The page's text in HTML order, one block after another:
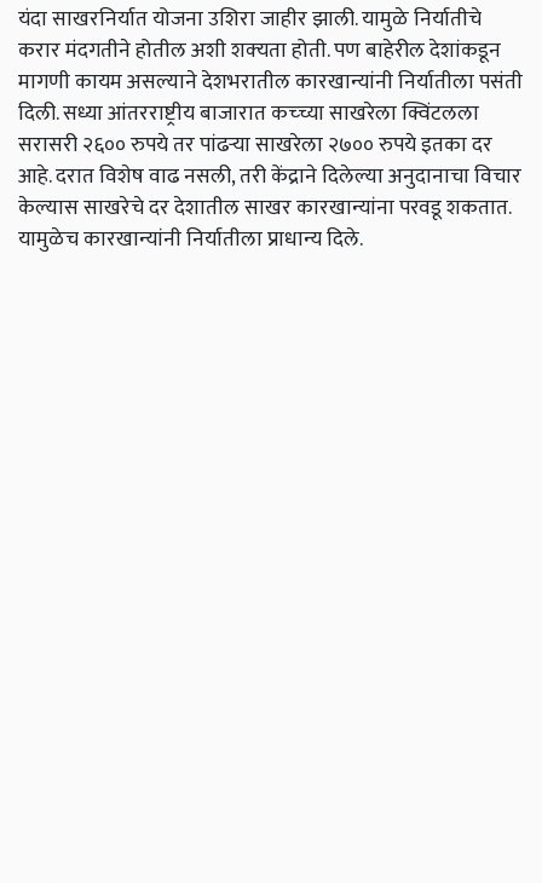
यंदा साखरनिर्यात योजना उशिरा जाहीर झाली. यामुळे निर्यातीचे
करार मंदगतीने होतील अशी शक्‍यता होती. पण बाहेरील देशांकडून
मागणी कायम असल्याने देशभरातील कारखान्यांनी निर्यातीला पसंती
दिली. सध्या आंतरराष्ट्रीय बाजारात कच्च्या साखरेला क्विंटलला
सरासरी २६०० रुपये तर पांढऱ्या साखरेला २७०० रुपये इतका दर
आहे. दरात विशेष वाढ नसली,तरी केंद्राने दिलेल्या अनुदानाचा विचार
केल्यास साखरेचे दर देशातील साखर कारखान्यांना परवडू शकतात.
यामुळेच कारखान्यांनी निर्यातीला प्राधान्य दिले.